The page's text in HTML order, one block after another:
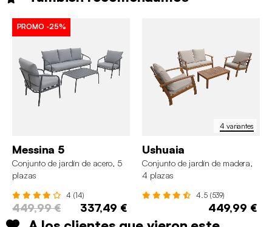
PROMO -25%
Messina 5
Conjunto de jardín de acero, 5
plazas
4 (14)
449,99 € 337,49 €
4 variantes
Ushuaia
Conjunto de jardín de madera,
4 plazas
4.5 (539)
449,99 €